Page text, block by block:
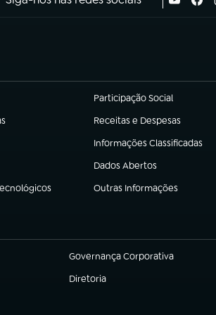
Participação Social
(abre em nova aba)
Receitas e Despesas
(abre em nova aba)
Informações Classificadas
(abre em nova aba)
Dados Abertos
(abre em nova aba)
Outras Informações
(abre em nova aba)
Governança Corporativa
(abre em nova aba)
Diretoria
(abre em nova aba)